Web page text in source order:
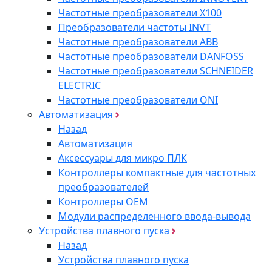
Частотные преобразователи Х100
Преобразователи частоты INVT
Частотные преобразователи ABB
Частотные преобразователи DANFOSS
Частотные преобразователи SCHNEIDER
ELECTRIC
Частотные преобразователи ONI
Автоматизация
Назад
Автоматизация
Аксессуары для микро ПЛК
Контроллеры компактные для частотных
преобразователей
Контроллеры ОЕМ
Модули распределенного ввода-вывода
Устройства плавного пуска
Назад
Устройства плавного пуска